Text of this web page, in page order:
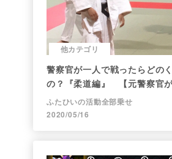
他カテゴリ
警察官が一人で戦ったらどの
の？『柔道編』 【元警察官が
ふたひいの活動全部乗せ
2020/05/16